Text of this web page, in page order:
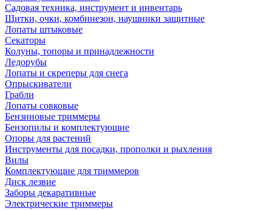
Садовая техника, инструмент и инвентарь
Щитки, очки, комбинезон, наушники защитные
Лопаты штыковые
Секаторы
Колуны, топоры и принадлежности
Ледорубы
Лопаты и скреперы для снега
Опрыскиватели
Грабли
Лопаты совковые
Бензиновые триммеры
Бензопилы и комплектующие
Опоры для растений
Инструменты для посадки, прополки и рыхления
Вилы
Комплектующие для триммеров
Диск лезвие
Заборы декаративные
Электрические триммеры